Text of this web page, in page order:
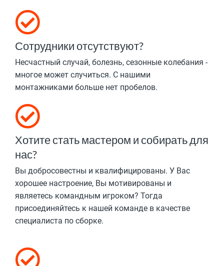
Сотрудники отсутствуют?
Несчастный случай, болезнь, сезонные колебания -
многое может случиться. С нашими
монтажниками больше нет пробелов.
Хотите стать мастером и собирать для
нас?
Вы добросовестны и квалифицированы. У Вас
хорошее настроение, Вы мотивированы и
являетесь командным игроком? Тогда
присоединяйтесь к нашей команде в качестве
специалиста по сборке.